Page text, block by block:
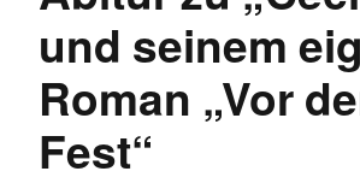
und seinem
Roman „Vor
Fest“